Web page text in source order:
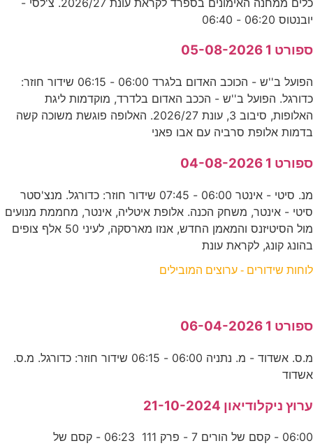
יובנטוס 06:20 - 06:40
ספורט 1 05-08-2026
הפועל ב''ש - הכוכב האדום בלגרד 06:00 - 06:15 שידור חוזר:
כדורגל. הפועל ב''ש - הככב האדום בלדרד, מוקדמות ליגת
האלופות, סיבוב 3, עונת 2026/27. האלופה פוגשת משוכה קשה
בדמות אלופת סרביה עם אבו פאני
ספורט 1 04-08-2026
מנ. סיטי - אינטר 06:00 - 07:45 שידור חוזר: כדורגל. מנצ'סטר
סיטי - אינטר, משחק הכנה. אלופת איטליה, אינטר, מחממת מנועים
מול הסיטיזנס והמאמן החדש, אנזו מארסקה, לעיני 50 אלף צופים
בהונג קונג, לקראת עונת
לוחות שידורים - ערוצים המובילים
ספורט 1 06-04-2026
מ.ס. אשדוד - מ. נתניה 06:00 - 06:15 שידור חוזר: כדורגל. מ.ס.
אשדוד
ערוץ ניקלודיאון 21-10-2024
06:00 - קסם של הורים 7 - פרק 111 06:23 - קסם של